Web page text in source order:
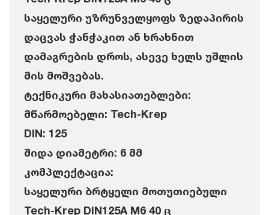
საყელური უზრუნველყოფს ზედაპირის
დაცვას ჭანჭაკით ან ხრახნით
დამაგრების დროს, ასევე ხელს უშლის
მის მოშვებას.
ტექნიკური მახასიათებლები:
მწარმოებელი: Tech-Krep
DIN: 125
შიდა დიამეტრი: 6 მმ
კომპლექტაცია:
საყელური ბრტყელი მოთუთიებული
Tech-Krep DIN125A M6 40 ც